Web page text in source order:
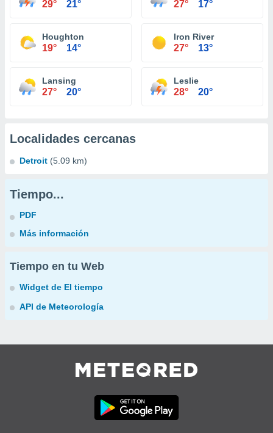
29° 21° 27° 17°
Houghton
19° 14°
Iron River
27° 13°
Lansing
27° 20°
Leslie
28° 20°
Localidades cercanas
Detroit (5.09 km)
Tiempo...
PDF
Más información
Tiempo en tu Web
Widget de El tiempo
API de Meteorología